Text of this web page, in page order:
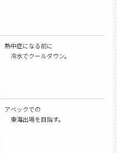
熱中症になる前に
冷水でクールダウン。
アベックでの
東海出場を目指す。